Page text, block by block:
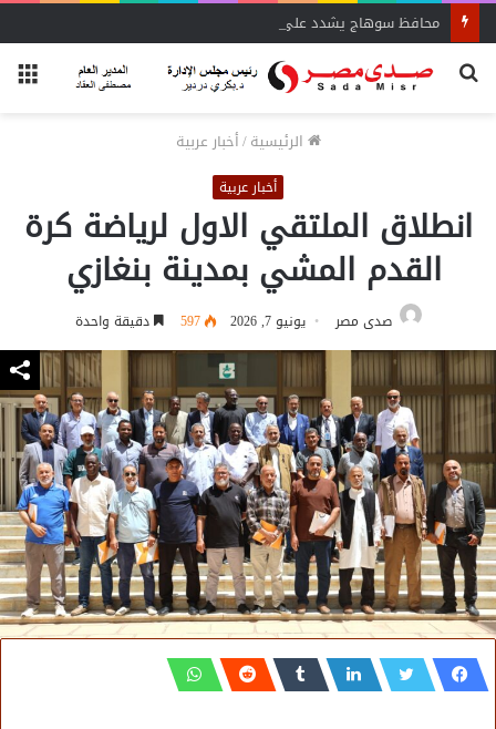
محافظ سوهاج يشدد على الإزالة الفورية
بحث
الرئيسية/أخبار عربية
أخبار عربية
انطلاق الملتقي الاول لرياضة كرة
القدم المشي بمدينة بنغازي
صدى مصر يونيو 7, 2026 597 دقيقة واحدة